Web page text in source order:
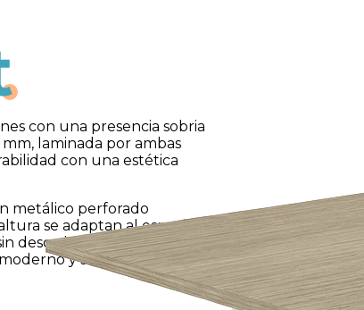
con una presencia sobria
laminada por ambas
con una estética
metálico perforado
se adaptan al espacio.
desorden, y el panel
y sofisticado.